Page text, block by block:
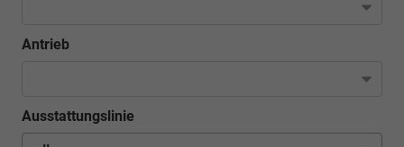
Antrieb
Ausstattungslinie